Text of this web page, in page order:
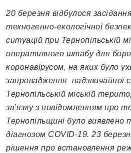
20 березня відбулося
техногенно-екологічної
ситуацій при Тернопільській
оперативного штабу для
коронавірусом, на яких було
запровадження надзвичайної
Тернопільській міській
зв’язку з повідомленням про
Тернопільщині було виявлено
діагнозом CОVID-19. 23
рішення про встановлення